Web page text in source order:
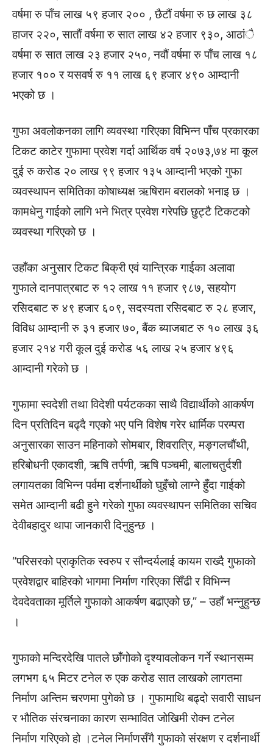
वर्षमा रु पाँच लाख ५९ हजार २०० , छैटौं वर्षमा रु छ लाख ३८
हाजर २२०, साताैं वर्षमा रु सात लाख ४२ हजार ९३०, आठांै
वर्षमा रु सात लाख २३ हजार २५०, नवौं वर्षमा रु पाँच लाख १८
हजार १०० र यसवर्ष रु ११ लाख ६९ हजार ४९० आम्दानी
भएको छ ।
गुफा अवलोकनका लागि व्यवस्था गरिएका विभिन्न पाँच प्रकारका
टिकट काटेर गुफामा प्रवेश गर्दा आर्थिक वर्ष २०७३,७४ मा कूल
दुई रु करोड २० लाख ९९ हजार १३५ आम्दानी भएको गुफा
व्यवस्थापन समितिका कोषाध्यक्ष ऋषिराम बरालको भनाइ छ ।
कामधेनु गाईको लागि भने भित्र प्रवेश गरेपछि छुट्टै टिकटको
व्यवस्था गरिएको छ ।
उहाँका अनुसार टिकट बिक्री एवं यान्त्रिक गाईका अलावा
गुफाले दानपात्रबाट रु १२ लाख ११ हजार ९८७, सहयोग
रसिदबाट रु ४९ हजार ६०९, सदस्यता रसिदबाट रु २८ हजार,
विविध आम्दानी रु ३१ हजार ७०, बैंक ब्याजबाट रु १० लाख ३६
हजार २१४ गरी कूल दुई करोड ५६ लाख २५ हजार ४९६
आम्दानी गरेको छ ।
गुफामा स्वदेशी तथा विदेशी पर्यटकका साथै विद्यार्थीको आकर्षण
दिन प्रतिदिन बढ्दै गएको भए पनि विशेष गरेर धार्मिक परम्परा
अनुसारका साउन महिनाको सोमबार, शिवरात्रि, मङ्गलचौंथी,
हरिबोधनी एकादशी, ऋषि तर्पणी, ऋषि पञ्चमी, बालाचतुर्दशी
लगायतका विभिन्न पर्वमा दर्शनार्थीको घुइँचो लाग्ने हुँदा गाईको
समेत आम्दानी बढी हुने गरेको गुफा व्यवस्थापन समितिका सचिव
देवीबहादुर थापा जानकारी दिनुहुन्छ ।
“परिसरको प्राकृतिक स्वरुप र सौन्दर्यलाई कायम राख्दै गुफाको
प्रवेशद्वार बाहिरको भागमा निर्माण गरिएका सिँढी र विभिन्न
देवदेवताका मूर्तिले गुफाको आकर्षण बढाएको छ,” – उहाँ भन्नुहुन्छ
।
गुफाको मन्दिरदेखि पातले छाँगोको दृश्यावलोकन गर्ने स्थानसम्म
लगभग ६५ मिटर टनेल रु एक करोड सात लाखको लागतमा
निर्माण अन्तिम चरणमा पुगेको छ । गुफामाथि बढ्दो सवारी साधन
र भौतिक संरचनाका कारण सम्भावित जोखिमी रोक्न टनेल
निर्माण गरिएको हो ।टनेल निर्माणसँगै गुफाको संरक्षण र दर्शनार्थी